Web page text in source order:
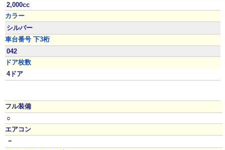
2,000cc
カラー
シルバー
車台番号 下3桁
042
ドア枚数
4ドア
フル装備
○
エアコン
－